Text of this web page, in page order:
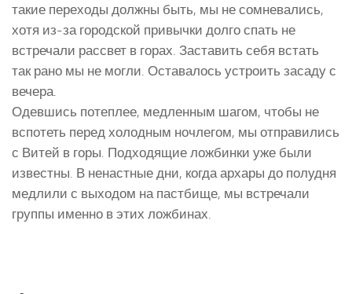
такие переходы должны быть, мы не сомневались,
хотя из-за городской привычки долго спать не
встречали рассвет в горах. Заставить себя встать
так рано мы не могли. Оставалось устроить засаду с
вечера.
Одевшись потеплее, медленным шагом, чтобы не
вспотеть перед холодным ночлегом, мы отправились
с Витей в горы. Подходящие ложбинки уже были
известны. В ненастные дни, когда архары до полудня
медлили с выходом на пастбище, мы встречали
группы именно в этих ложбинах.